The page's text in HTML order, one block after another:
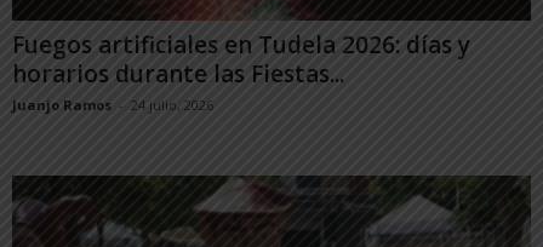
Fuegos artificiales en Tudela 2026: días y
horarios durante las Fiestas...
Juanjo Ramos - 24 julio, 2026